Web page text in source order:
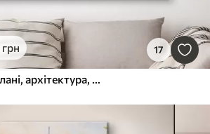
грн 17
Собор Дуомо в Мілані, архітектура, місто, дощ, акварель, синій, сірий, люди йдуть